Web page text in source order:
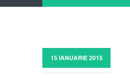
15 IANUARIE 2015